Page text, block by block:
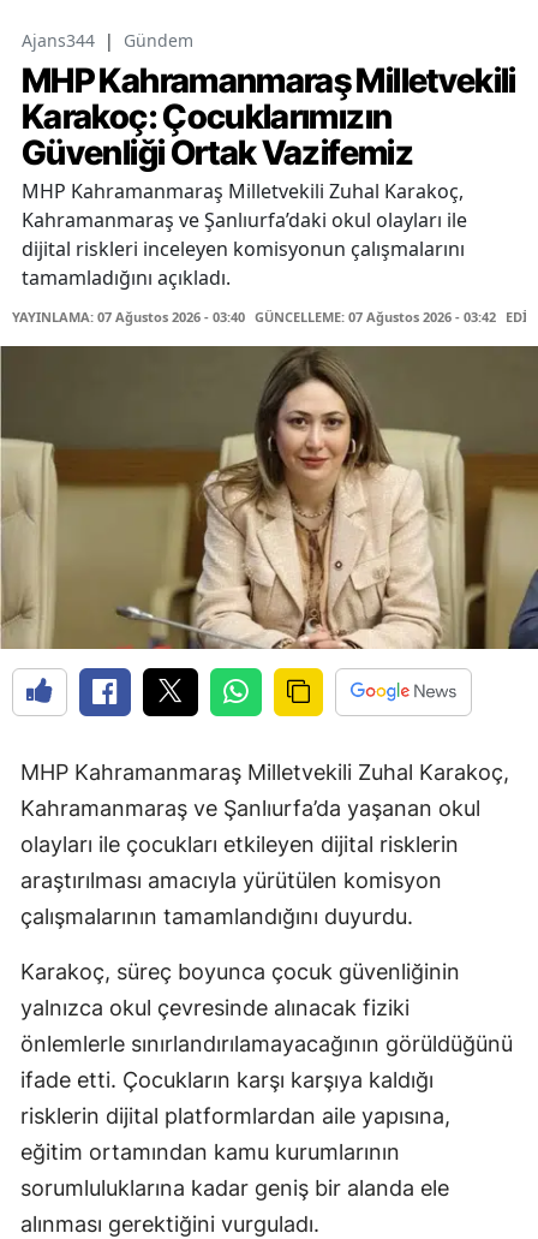
Ajans344 | Gündem
MHP Kahramanmaraş Milletvekili
Karakoç: Çocuklarımızın
Güvenliği Ortak Vazifemiz
MHP Kahramanmaraş Milletvekili Zuhal Karakoç,
Kahramanmaraş ve Şanlıurfa’daki okul olayları ile
dijital riskleri inceleyen komisyonun çalışmalarını
tamamladığını açıkladı.
YAYINLAMA: 07 Ağustos 2026 - 03:40 GÜNCELLEME: 07 Ağustos 2026 - 03:42
MHP Kahramanmaraş Milletvekili Zuhal Karakoç,
Kahramanmaraş ve Şanlıurfa’da yaşanan okul
olayları ile çocukları etkileyen dijital risklerin
araştırılması amacıyla yürütülen komisyon
çalışmalarının tamamlandığını duyurdu.
Karakoç, süreç boyunca çocuk güvenliğinin
yalnızca okul çevresinde alınacak fiziki
önlemlerle sınırlandırılamayacağının görüldüğünü
ifade etti. Çocukların karşı karşıya kaldığı
risklerin dijital platformlardan aile yapısına,
eğitim ortamından kamu kurumlarının
sorumluluklarına kadar geniş bir alanda ele
alınması gerektiğini vurguladı.